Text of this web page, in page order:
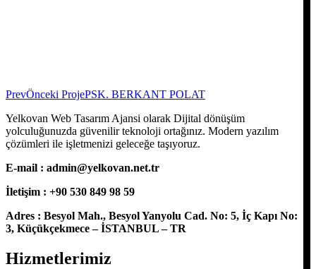
PrevÖnceki ProjePSK. BERKANT POLAT
Yelkovan Web Tasarım Ajansi olarak Dijital dönüşüm
yolculuğunuzda güvenilir teknoloji ortağınız. Modern yazılım
çözümleri ile işletmenizi geleceğe taşıyoruz.
E-mail : admin@yelkovan.net.tr
İletişim : +90 530 849 98 59
Adres : Besyol Mah., Besyol Yanyolu Cad. No: 5, İç Kapı No:
3, Küçükçekmece – İSTANBUL – TR
Hizmetlerimiz